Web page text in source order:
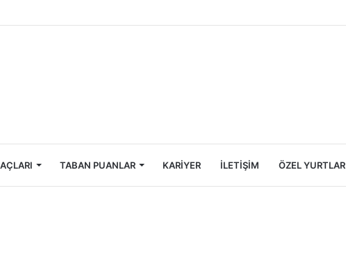
Öğrencileri İçin Ekonomik Tatil Rehberi
TABAN PUANLAR KARIYER İLETIŞIM ÖZEL YURTLAR